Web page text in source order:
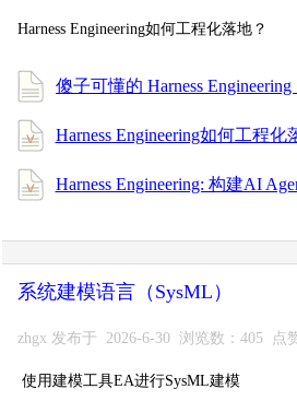
Harness Engineering如何工程化落地？
Harness Engineering如何工程化
Harness Engineering: 构建AI
系统建模语言（SysML）
zhgx 发布于 2026-6-30 浏览数：405 点
使用建模工具EA进行SysML建模